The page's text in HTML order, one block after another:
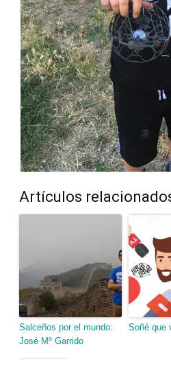
Artículos
Salceños por el mundo:
José Mª Garrido
Soñé que